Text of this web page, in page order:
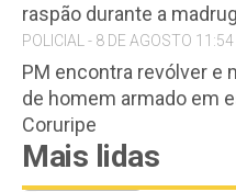
raspão durante a
POLICIAL - 8 DE AGOSTO 11:54
PM encontra revólver e
de homem armado em
Coruripe
Mais lidas